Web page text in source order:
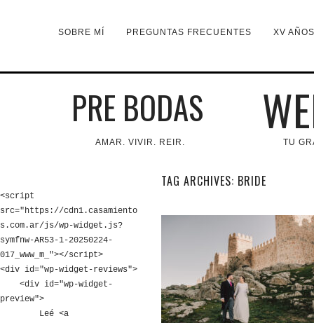
SOBRE MÍ PREGUNTAS FRECUENTES XV
PRE BODAS
AMAR. VIVIR. REIR. TU
<script
src="https://cdn1.casamiento
s.com.ar/js/wp-widget.js?
symfnw-AR53-1-20250224-
017_www_m_"></script>
<div id="wp-widget-reviews">
preview">
TAG ARCHIVES: BRIDE